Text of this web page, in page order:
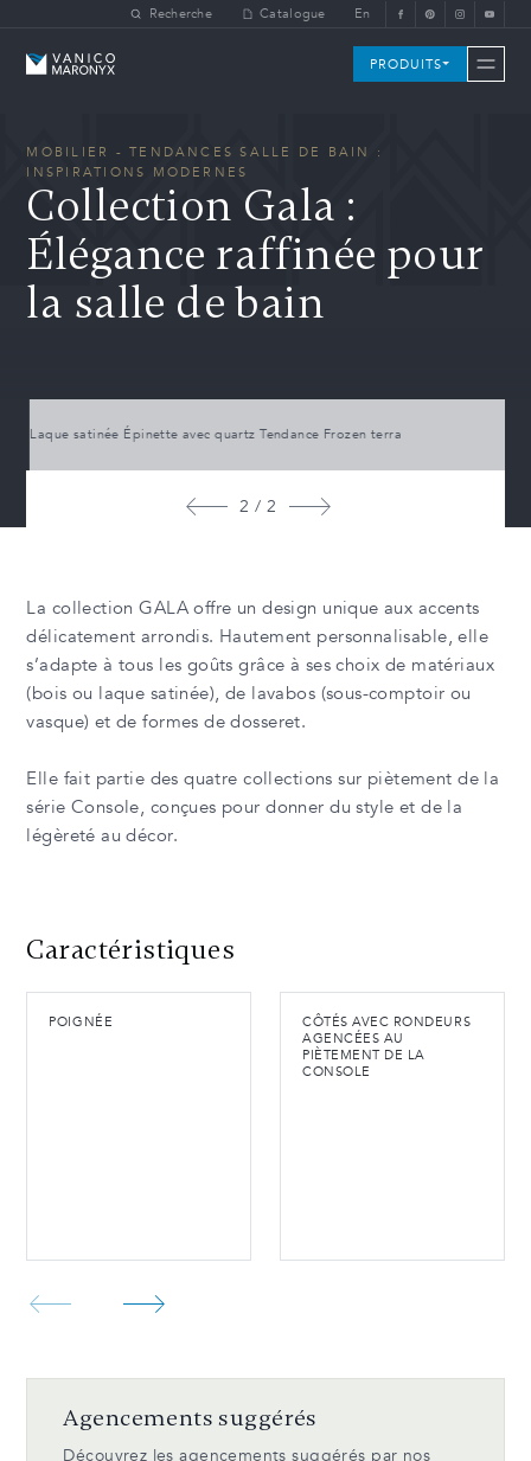
Skip to main contentRecherche Catalogue En
Vanico-Maronyx PRODUITS
MOBILIER - TENDANCES SALLE DE BAIN :
INSPIRATIONS MODERNES
Collection Gala :
Élégance raffinée pour
la salle de bain
Laque satinée Épinette avec quartz Tendance Frozen terra
2 / 2
La collection GALA offre un design unique aux accents
délicatement arrondis. Hautement personnalisable, elle
s’adapte à tous les goûts grâce à ses choix de matériaux
(bois ou laque satinée), de lavabos (sous-comptoir ou
vasque) et de formes de dosseret.
Elle fait partie des quatre collections sur piètement de la
série Console, conçues pour donner du style et de la
légèreté au décor.
Caractéristiques
POIGNÉE
CÔTÉS AVEC RONDEURS
AGENCÉES AU
PIÈTEMENT DE LA
CONSOLE
Agencements suggérés
Découvrez les agencements suggérés par nos